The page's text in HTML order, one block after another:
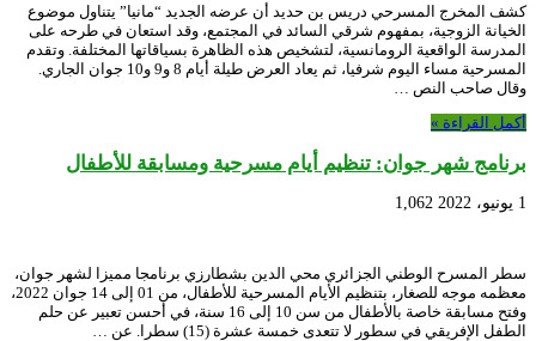
كشف المخرج المسرحي دريس بن حديد أن عرضه الجديد “مانيا” يتناول موضوع
الخيانة الزوجية، بمفهوم شرقي السائد في المجتمع، وقد استعان في طرحه على
المدرسة الواقعية الرومانسية، لتشخيص هذه الظاهرة بسياقاتها المختلفة. وتقدم
المسرحية مساء اليوم شرفيا، ثم يعاد العرض طيلة أيام 8 و9 و10 جوان الجاري.
وقال صاحب النص …
أكمل القراءة »
برنامج شهر جوان: تنظيم أيام مسرحية ومسابقة للأطفال
1 يونيو، 2022 1,062
سطر المسرح الوطني الجزائري محي الدين بشطارزي برنامجا مميزا لشهر جوان،
معظمه موجه للصغار، بتنظيم الأيام المسرحية للأطفال، من 01 إلى 14 جوان 2022،
وفتح مسابقة خاصة بالأطفال من سن 10 إلى 16 سنة، في أحسن تعبير عن حلم
الطفل الإفريقي في سطور لا تتعدى خمسة عشرة (15) سطرا. عن …